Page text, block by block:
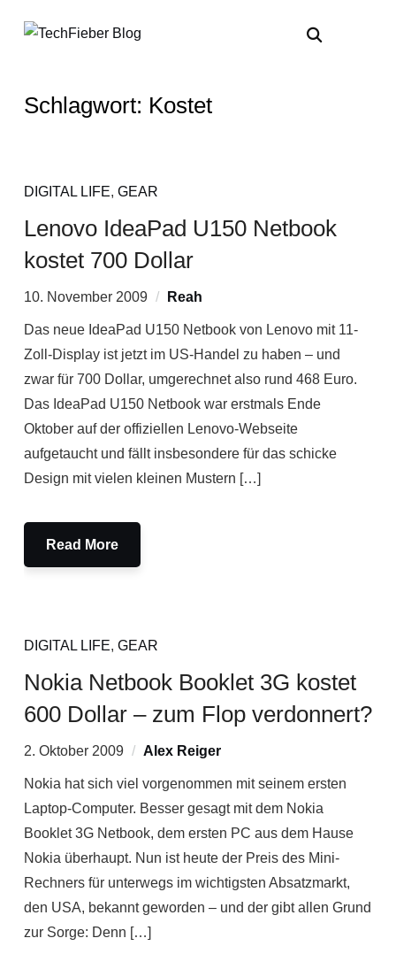
Schlagwort: Kostet
DIGITAL LIFE, GEAR
Lenovo IdeaPad U150 Netbook
kostet 700 Dollar
10. November 2009 Reah
Das neue IdeaPad U150 Netbook von Lenovo mit 11-
Zoll-Display ist jetzt im US-Handel zu haben – und
zwar für 700 Dollar, umgerechnet also rund 468 Euro.
Das IdeaPad U150 Netbook war erstmals Ende
Oktober auf der offiziellen Lenovo-Webseite
aufgetaucht und fällt insbesondere für das schicke
Design mit vielen kleinen Mustern […]
Read More
DIGITAL LIFE, GEAR
Nokia Netbook Booklet 3G kostet
600 Dollar – zum Flop verdonnert?
2. Oktober 2009 Alex Reiger
Nokia hat sich viel vorgenommen mit seinem ersten
Laptop-Computer. Besser gesagt mit dem Nokia
Booklet 3G Netbook, dem ersten PC aus dem Hause
Nokia überhaupt. Nun ist heute der Preis des Mini-
Rechners für unterwegs im wichtigsten Absatzmarkt,
den USA, bekannt geworden – und der gibt allen Grund
zur Sorge: Denn […]